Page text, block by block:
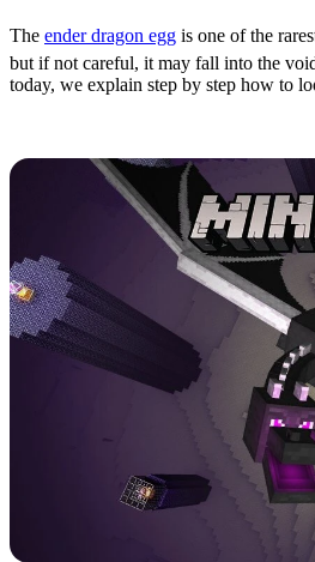
The ender dragon egg is one of the
but if not careful, it may fall into the
today, we explain step by step how to